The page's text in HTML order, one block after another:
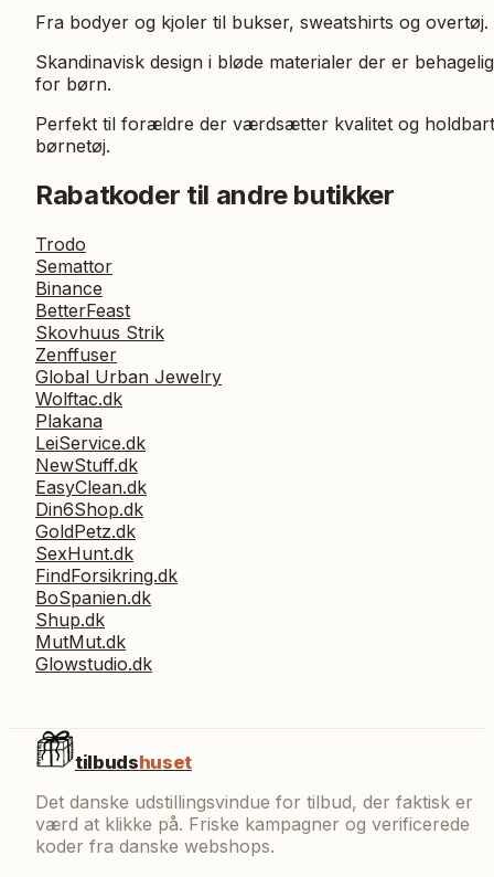
Fra bodyer og kjoler til bukser, sweatshirts og overtøj.
Skandinavisk design i bløde materialer der er
for børn.
Perfekt til forældre der værdsætter kvalitet og holdbart
børnetøj.
Rabatkoder til andre butikker
Trodo
Semattor
Binance
BetterFeast
Skovhuus Strik
Zenffuser
Global Urban Jewelry
Wolftac.dk
Plakana
LeiService.dk
NewStuff.dk
EasyClean.dk
Din6Shop.dk
GoldPetz.dk
SexHunt.dk
FindForsikring.dk
BoSpanien.dk
Shup.dk
MutMut.dk
Glowstudio.dk
tilbudshuset
Det danske udstillingsvindue for tilbud, der faktisk er
værd at klikke på. Friske kampagner og verificerede
koder fra danske webshops.